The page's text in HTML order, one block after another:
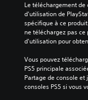
Le téléchargement de
d'utilisation de
spécifique à ce
ne téléchargez pas ce
d'utilisation pour
Vous pouvez
PS5 principale
Partage de console et
consoles PS5 si vous